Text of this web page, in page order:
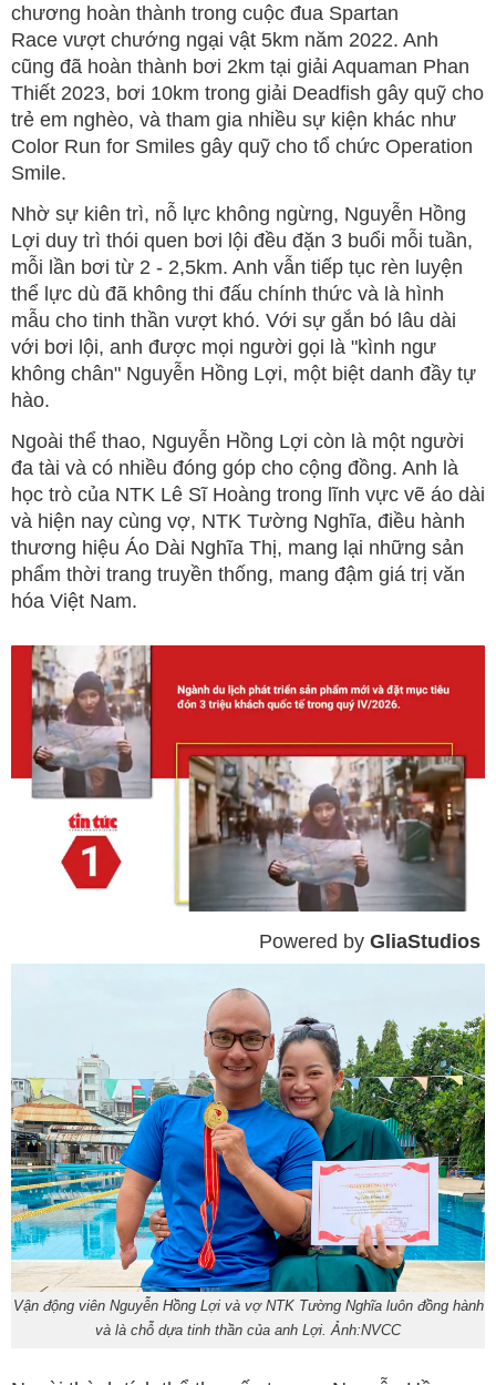
chương hoàn thành trong cuộc đua Spartan
Race vượt chướng ngại vật 5km năm 2022. Anh
cũng đã hoàn thành bơi 2km tại giải Aquaman Phan
Thiết 2023, bơi 10km trong giải Deadfish gây quỹ cho
trẻ em nghèo, và tham gia nhiều sự kiện khác như
Color Run for Smiles gây quỹ cho tổ chức Operation
Smile.
Nhờ sự kiên trì, nỗ lực không ngừng, Nguyễn Hồng
Lợi duy trì thói quen bơi lội đều đặn 3 buổi mỗi tuần,
mỗi lần bơi từ 2 - 2,5km. Anh vẫn tiếp tục rèn luyện
thể lực dù đã không thi đấu chính thức và là hình
mẫu cho tinh thần vượt khó. Với sự gắn bó lâu dài
với bơi lội, anh được mọi người gọi là "kình ngư
không chân" Nguyễn Hồng Lợi, một biệt danh đầy tự
hào.
Ngoài thể thao, Nguyễn Hồng Lợi còn là một người
đa tài và có nhiều đóng góp cho cộng đồng. Anh là
học trò của NTK Lê Sĩ Hoàng trong lĩnh vực vẽ áo dài
và hiện nay cùng vợ, NTK Tường Nghĩa, điều hành
thương hiệu Áo Dài Nghĩa Thị, mang lại những sản
phẩm thời trang truyền thống, mang đậm giá trị văn
hóa Việt Nam.
Mute
Powered by GliaStudios
Vận động viên Nguyễn Hồng Lợi và vợ NTK Tường Nghĩa luôn đồng hành
và là chỗ dựa tinh thần của anh Lợi. Ảnh:NVCC